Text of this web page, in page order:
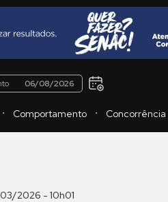
06/08/2026
・ Comportamento ・ Concorrência
2026 - 10h01